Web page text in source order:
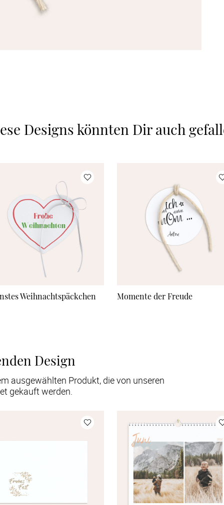
Designs könnten Dir auch
Weihnachtspäckchen Momente der Freude
Design
ausgewählten Produkt, die von unseren
gekauft werden.